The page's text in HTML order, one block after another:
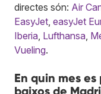
directes són: Air
EasyJet easyJet
Iberia Lufthansa
Vueling.
En quin mes
baixos de